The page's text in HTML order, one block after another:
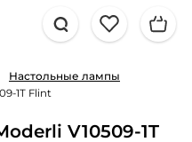
Настольные лампы
1T Flint
V10509-1T